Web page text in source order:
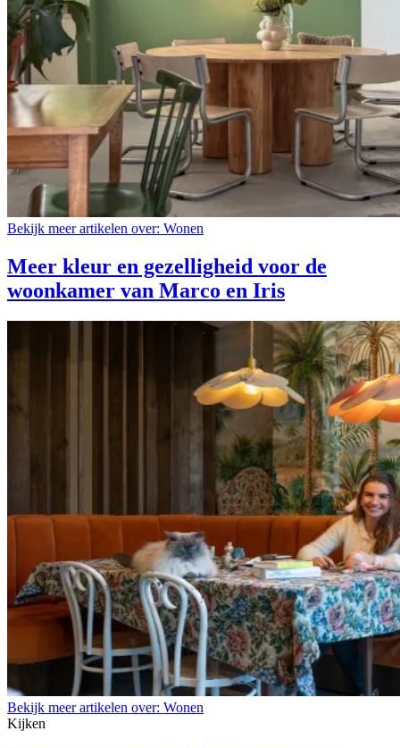
Bekijk meer artikelen over: Wonen
Meer kleur en gezelligheid voor de
woonkamer van Marco en Iris
Bekijk meer artikelen over: Wonen
Kijken